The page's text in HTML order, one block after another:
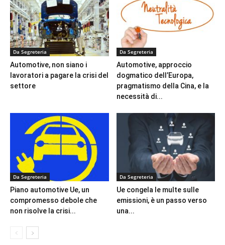
Da Segreteria
Automotive, non siano i
lavoratori a pagare la crisi del
settore
Da Segreteria
Automotive, approccio
dogmatico dell’Europa,
pragmatismo della Cina, e la
necessità di...
Da Segreteria
Piano automotive Ue, un
compromesso debole che
non risolve la crisi...
Da Segreteria
Ue congela le multe sulle
emissioni, è un passo verso
una...